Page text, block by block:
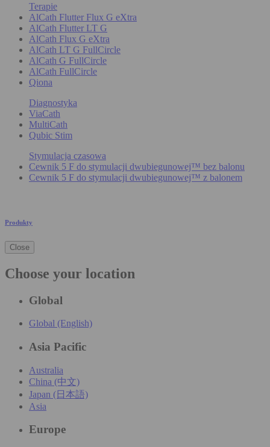
Terapie
AlCath Flutter Flux G eXtra
AlCath Flutter LT G
AlCath Flux G eXtra
AlCath LT G FullCircle
AlCath G FullCircle
AlCath FullCircle
Qiona
Diagnostyka
ViaCath
MultiCath
Qubic Stim
Stymulacja czasowa
Cewnik 5 F do stymulacji dwubiegunowej™ bez balonu
Cewnik 5 F do stymulacji dwubiegunowej™ z balonem
Produkty
Close
Choose your location
Global
Global (English)
Asia Pacific
Australia
China (中文)
Japan (日本語)
Asia
Europe